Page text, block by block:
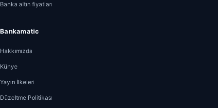
Banka altın fiyatları
Bankamatic
Hakkımızda
Künye
Yayın İlkeleri
Düzeltme Politikası